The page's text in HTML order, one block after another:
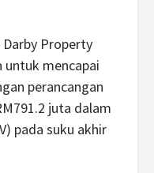
Darby Property
untuk mencapai
perancangan
juta dalam
pada suku akhir